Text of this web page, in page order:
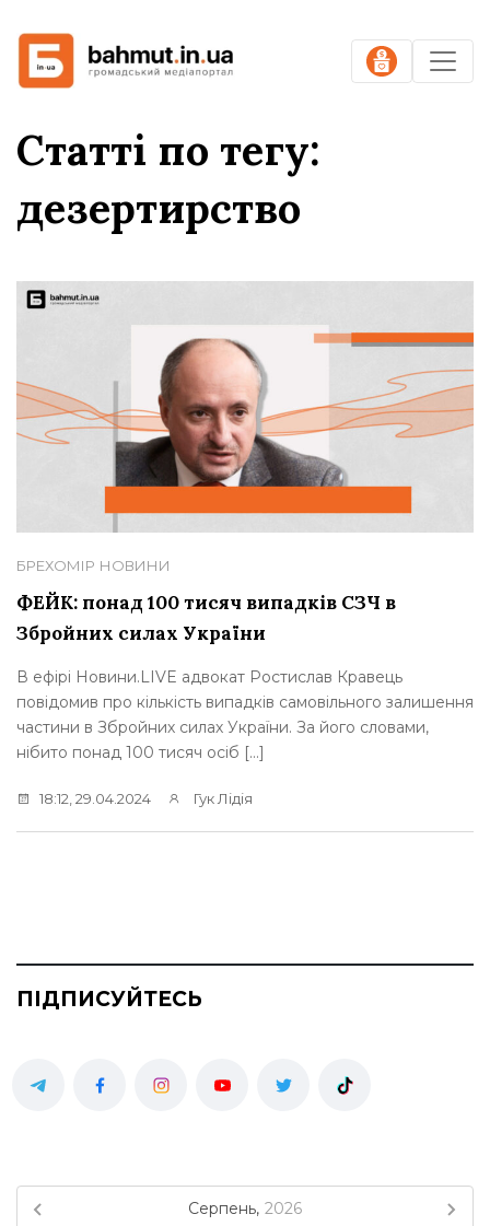
Статті по тегу:
дезертирство
БРЕХОМІР НОВИНИ
ФЕЙК: понад 100 тисяч випадків СЗЧ в
Збройних силах України
В ефірі Новини.LIVE адвокат Ростислав Кравець
повідомив про кількість випадків самовільного залишення
частини в Збройних силах України. За його словами,
нібито понад 100 тисяч осіб […]
18:12, 29.04.2024 Гук Лідія
ПІДПИСУЙТЕСЬ
Серпень, 2026